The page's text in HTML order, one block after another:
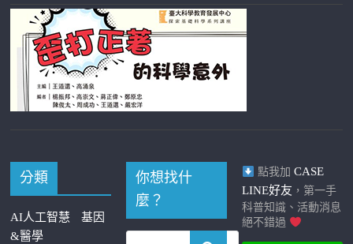
分類
AI人工智慧
基因
&醫學
你想找什
麼？
點我加 CASE
LINE好友 ，第一手
科普知識、活動消息
絕不錯過